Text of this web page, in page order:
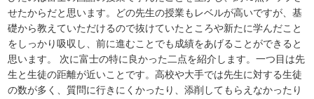
せたからだと思います。どの先生の授業もレベルが高いですが、基
礎から教えていただけるので抜けていたところや新たに学んだこと
をしっかり吸収し、前に進むことでも成績をあげることができると
思います。 次に富士の特に良かった二点を紹介します。一つ目は先
生と生徒の距離が近いことです。高校や大手では先生に対する生徒
の数が多く、質問に行きにくかったり、添削してもらえなかったり